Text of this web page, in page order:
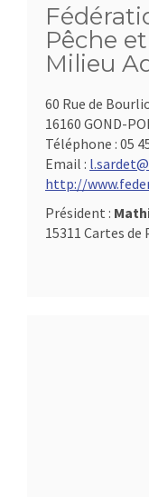
Pêche
Milieu
60 Rue de
16160 GOND-
Téléphone : 05
Email :
http://
Président :
15311 Cartes de